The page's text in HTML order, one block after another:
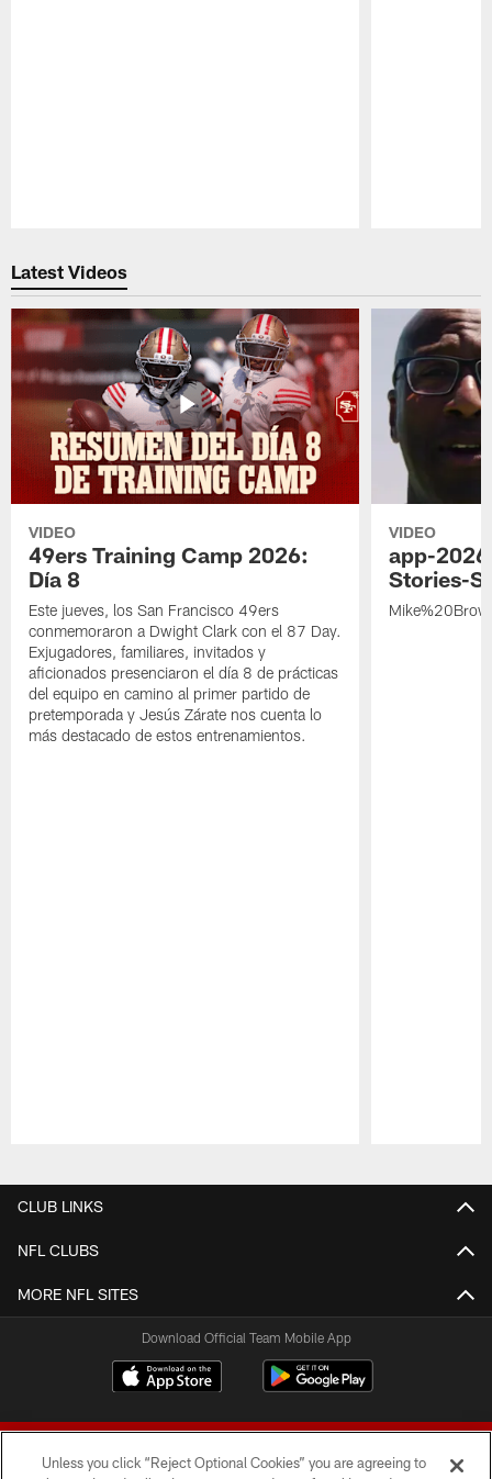
Latest Videos
VIDEO
49ers Training Camp 2026:
Día 8
Este jueves, los San Francisco 49ers
conmemoraron a Dwight Clark con el 87 Day.
Exjugadores, familiares, invitados y
aficionados presenciaron el día 8 de prácticas
del equipo en camino al primer partido de
pretemporada y Jesús Zárate nos cuenta lo
más destacado de estos entrenamientos.
VIDEO
app-
Stories-
CLUB LINKS
NFL CLUBS
MORE NFL SITES
Download Official Team Mobile App
Unless you click “Reject Optional Cookies” you are agreeing to